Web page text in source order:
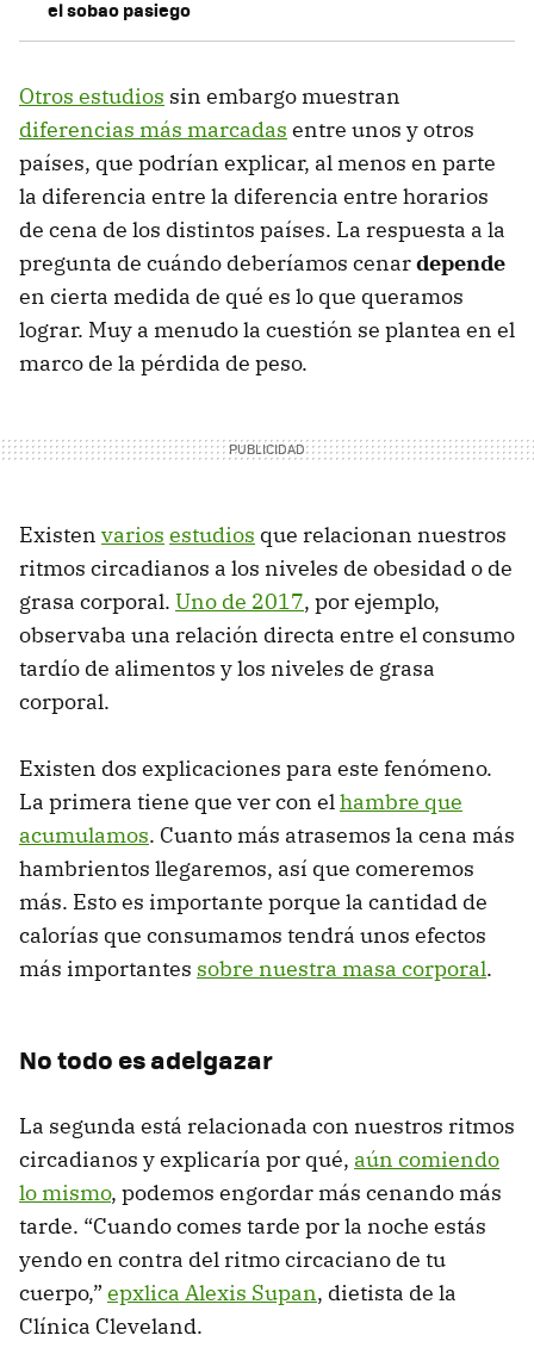
el sobao pasiego
Otros estudios sin embargo muestran
diferencias más marcadas entre unos y otros
países, que podrían explicar, al menos en parte
la diferencia entre la diferencia entre horarios
de cena de los distintos países. La respuesta a la
pregunta de cuándo deberíamos cenardepende
en cierta medida de qué es lo que queramos
lograr. Muy a menudo la cuestión se plantea en el
marco de la pérdida de peso.
Existen varios estudios que relacionan nuestros
ritmos circadianos a los niveles de obesidad o de
grasa corporal. Uno de 2017, por ejemplo,
observaba una relación directa entre el consumo
tardío de alimentos y los niveles de grasa
corporal.
Existen dos explicaciones para este fenómeno.
La primera tiene que ver con elhambre que
acumulamos. Cuanto más atrasemos la cena más
hambrientos llegaremos, así que comeremos
más. Esto es importante porque la cantidad de
calorías que consumamos tendrá unos efectos
más importantes sobre nuestra masa corporal.
No todo es adelgazar
La segunda está relacionada con nuestros ritmos
circadianos y explicaría por qué, aún comiendo
lo mismo, podemos engordar más cenando más
tarde. “Cuando comes tarde por la noche estás
yendo en contra del ritmo circaciano de tu
cuerpo,” epxlica Alexis Supan, dietista de la
Clínica Cleveland.